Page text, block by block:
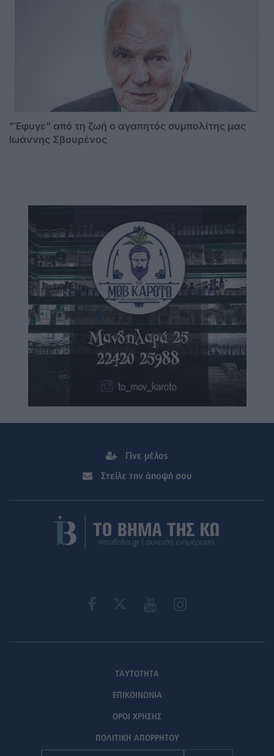
"Έφυγε" από τη ζωή ο αγαπητός συμπολίτης μας
Ιωάννης Σβουρένος
Γίνε μέλος
Στείλε την άποψή σου
ΤΑΥΤΟΤΗΤΑ
ΕΠΙΚΟΙΝΩΝΙΑ
ΟΡΟΙ ΧΡΗΣΗΣ
ΠΟΛΙΤΙΚΗ ΑΠΟΡΡΗΤΟΥ